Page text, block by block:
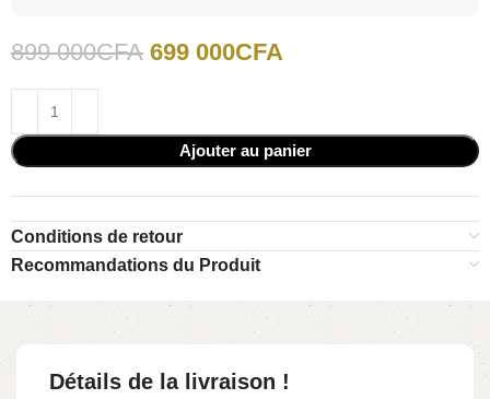
899 000CFA 699 000CFA
Ajouter au panier
Conditions de retour
Recommandations du Produit
Détails de la livraison !